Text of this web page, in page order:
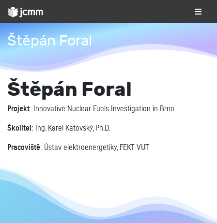
Štěpán Foral
Štěpán Foral
Projekt: Innovative Nuclear Fuels Investigation in Brno
Školitel : Ing. Karel Katovský, Ph.D.
Pracoviště: Ústav elektroenergetiky, FEKT VUT